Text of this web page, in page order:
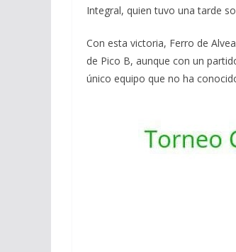
Integral, quien tuvo una tarde
Con esta victoria, Ferro de
de Pico B, aunque con un
único equipo que no ha